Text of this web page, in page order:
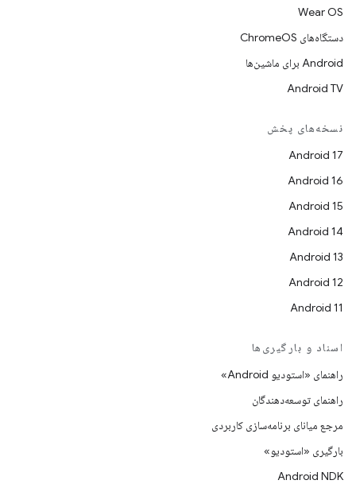
Wear OS
دستگاه‌های ChromeOS
Android برای ماشین‌ها
Android TV
نسخه‌های پخش
Android 17
Android 16
Android 15
Android 14
Android 13
Android 12
Android 11
اسناد و بارگیری‌ها
راهنمای «استودیو Android»
راهنمای توسعه‌دهندگان
مرجع میانای برنامه‌سازی کاربردی
بارگیری «استودیو»
Android NDK